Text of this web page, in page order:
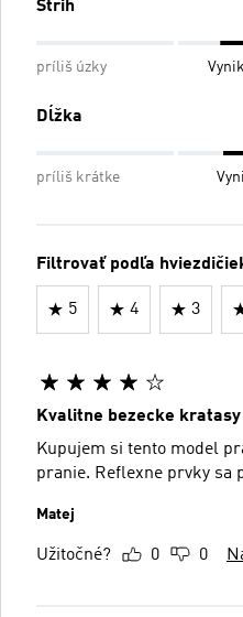
Strih
príliš úzky
Dĺžka
príliš krátke
Filtrovať podľa
5 4 3
Kvalitne bezecke kratasy
Kupujem si tento model
pranie. Reflexne prvky sa
Matej
Užitočné? 0 0